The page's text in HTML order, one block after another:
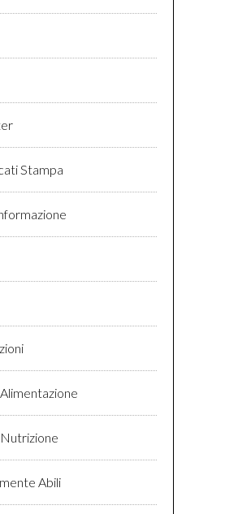
Stampa
Abili